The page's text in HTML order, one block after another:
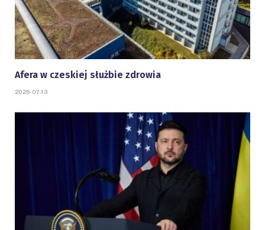
Afera w czeskiej służbie zdrowia
2026-07-13